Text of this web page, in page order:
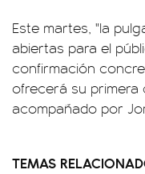
Este martes, "la
abiertas para el
confirmación
ofrecerá su
acompañado por
TEMAS